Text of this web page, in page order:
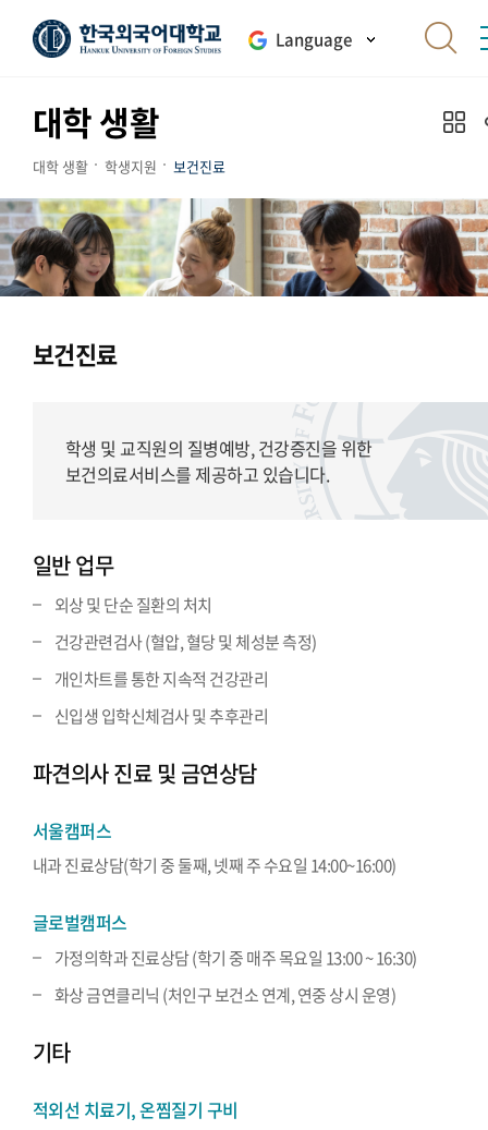
Language
대학 생활
대학 생활 학생지원 보건진료
보건진료
학생 및 교직원의 질병예방, 건강증진을 위한
보건의료서비스를 제공하고 있습니다.
일반 업무
외상 및 단순 질환의 처치
건강관련검사 (혈압, 혈당 및 체성분 측정)
개인차트를 통한 지속적 건강관리
신입생 입학신체검사 및 추후관리
파견의사 진료 및 금연상담
서울캠퍼스
내과 진료상담(학기 중 둘째, 넷째 주 수요일 14:00~16:00)
글로벌캠퍼스
가정의학과 진료상담 (학기 중 매주 목요일 13:00 ~ 16:30)
화상 금연클리닉 (처인구 보건소 연계, 연중 상시 운영)
기타
적외선 치료기, 온찜질기 구비